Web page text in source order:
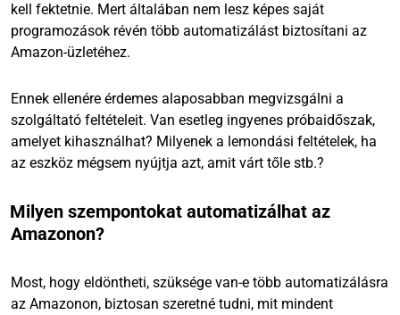
kell fektetnie. Mert általában nem lesz képes saját
programozások révén több automatizálást biztosítani az
Amazon-üzletéhez.
Ennek ellenére érdemes alaposabban megvizsgálni a
szolgáltató feltételeit. Van esetleg ingyenes próbaidőszak,
amelyet kihasználhat? Milyenek a lemondási feltételek, ha
az eszköz mégsem nyújtja azt, amit várt tőle stb.?
Milyen szempontokat automatizálhat az
Amazonon?
Most, hogy eldöntheti, szüksége van-e több automatizálásra
az Amazonon, biztosan szeretné tudni, mit mindent